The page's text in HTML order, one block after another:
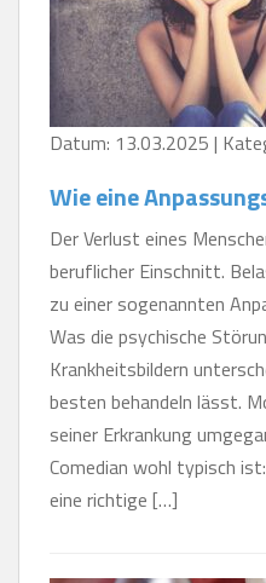
Datum: 13.03.2025 |
Wie eine
Der Verlust eines
beruflicher Einschnitt.
zu einer sogenannten
Was die psychische
Krankheitsbildern
besten behandeln lässt.
seiner Erkrankung
Comedian wohl typisch
eine richtige […]